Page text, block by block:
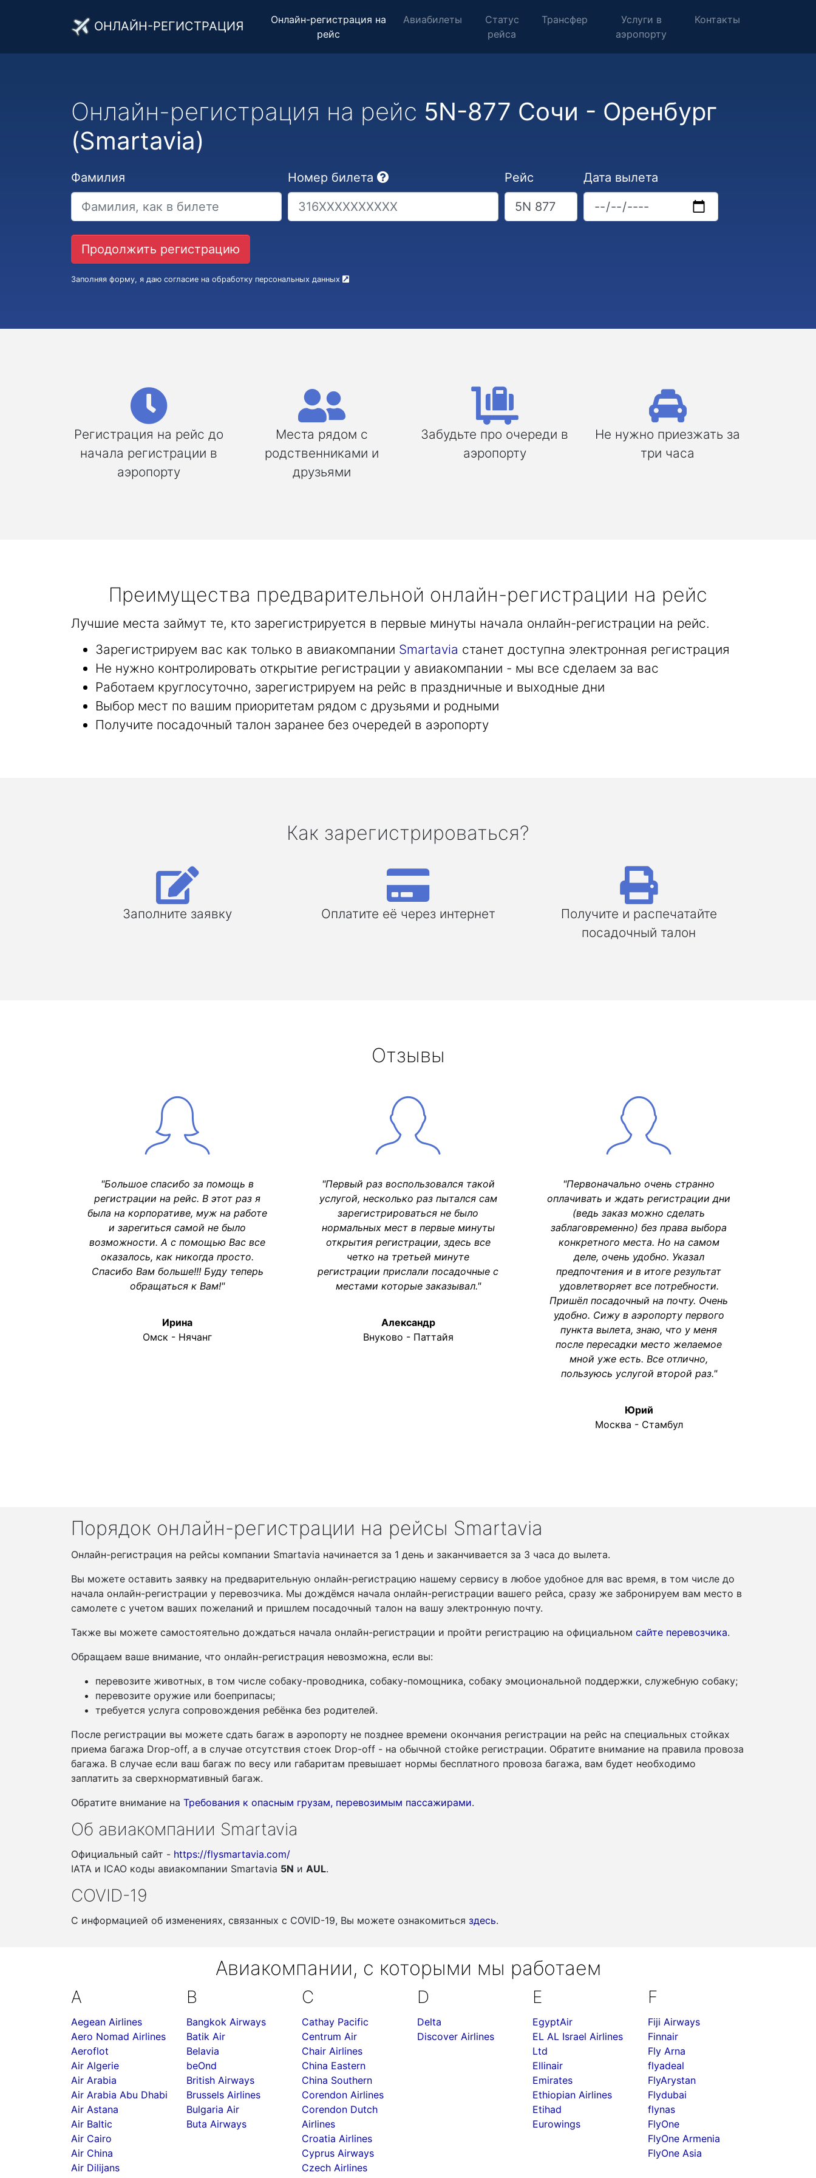
ОНЛАЙН-РЕГИСТРАЦИЯ
Онлайн-регистрация на
рейс
Авиабилеты
Статус
рейса
Трансфер
Услуги в
аэропорту
Контакты
Онлайн-регистрация на рейс 5N-877 Сочи - Оренбург
(Smartavia)
Фамилия Номер билета Рейс Дата вылета
Заполняя форму, я даю согласие на обработку персональных данных
Регистрация на рейс до
начала регистрации в
аэропорту
Места рядом с
родственниками и
друзьями
Забудьте про очереди в
аэропорту
Не нужно приезжать за
три часа
Преимущества предварительной онлайн-регистрации на рейс
Лучшие места займут те, кто зарегистрируется в первые минуты начала онлайн-регистрации на рейс.
Зарегистрируем вас как только в авиакомпании Smartavia станет доступна электронная регистрация
Не нужно контролировать открытие регистрации у авиакомпании - мы все сделаем за вас
Работаем круглосуточно, зарегистрируем на рейс в праздничные и выходные дни
Выбор мест по вашим приоритетам рядом с друзьями и родными
Получите посадочный талон заранее без очередей в аэропорту
Как зарегистрироваться?
Заполните заявку Оплатите её через интернет
Получите и распечатайте
посадочный талон
Отзывы
"Большое спасибо за помощь в
регистрации на рейс. В этот раз я
была на корпоративе, муж на работе
и зарегиться самой не было
возможности. А с помощью Вас все
оказалось, как никогда просто.
Спасибо Вам больше!!! Буду теперь
обращаться к Вам!"
Ирина
Омск - Нячанг
"Первый раз воспользовался такой
услугой, несколько раз пытался сам
зарегистрироваться не было
нормальных мест в первые минуты
открытия регистрации, здесь все
четко на третьей минуте
регистрации прислали посадочные с
местами которые заказывал."
Александр
Внуково - Паттайя
"Первоначально очень странно
оплачивать и ждать регистрации дни
(ведь заказ можно сделать
заблаговременно) без права выбора
конкретного места. Но на самом
деле, очень удобно. Указал
предпочтения и в итоге результат
удовлетворяет все потребности.
Пришёл посадочный на почту. Очень
удобно. Сижу в аэропорту первого
пункта вылета, знаю, что у меня
после пересадки место желаемое
мной уже есть. Все отлично,
пользуюсь услугой второй раз."
Юрий
Москва - Стамбул
Порядок онлайн-регистрации на рейсы Smartavia
Онлайн-регистрация на рейсы компании Smartavia начинается за 1 день и заканчивается за 3 часа до вылета.
Вы можете оставить заявку на предварительную онлайн-регистрацию нашему сервису в любое удобное для вас время, в том числе до
начала онлайн-регистрации у перевозчика. Мы дождёмся начала онлайн-регистрации вашего рейса, сразу же забронируем вам место в
самолете с учетом ваших пожеланий и пришлем посадочный талон на вашу электронную почту.
Также вы можете самостоятельно дождаться начала онлайн-регистрации и пройти регистрацию на официальном сайте перевозчика.
Обращаем ваше внимание, что онлайн-регистрация невозможна, если вы:
перевозите животных, в том числе собаку-проводника, собаку-помощника, собаку эмоциональной поддержки, служебную собаку;
перевозите оружие или боеприпасы;
требуется услуга сопровождения ребёнка без родителей.
После регистрации вы можете сдать багаж в аэропорту не позднее времени окончания регистрации на рейс на специальных стойках
приема багажа Drop-off, а в случае отсутствия стоек Drop-off - на обычной стойке регистрации. Обратите внимание на правила провоза
багажа. В случае если ваш багаж по весу или габаритам превышает нормы бесплатного провоза багажа, вам будет необходимо
заплатить за сверхнормативный багаж.
Обратите внимание на Требования к опасным грузам, перевозимым пассажирами.
Об авиакомпании Smartavia
Официальный сайт - https://flysmartavia.com/
IATA и ICAO коды авиакомпании Smartavia 5N и AUL.
COVID-19
С информацией об изменениях, связанных c COVID-19, Вы можете ознакомиться здесь.
Авиакомпании, с которыми мы работаем
A
Aegean Airlines
Aero Nomad Airlines
Aeroflot
Air Algerie
Air Arabia
Air Arabia Abu Dhabi
Air Astana
Air Baltic
Air Cairo
Air China
Air Dilijans
B
Bangkok Airways
Batik Air
Belavia
beOnd
British Airways
Brussels Airlines
Bulgaria Air
Buta Airways
C
Cathay Pacific
Centrum Air
Chair Airlines
China Eastern
China Southern
Corendon Airlines
Corendon Dutch
Airlines
Croatia Airlines
Cyprus Airways
Czech Airlines
D
Delta
Discover Airlines
E
EgyptAir
EL AL Israel Airlines
Ltd
Ellinair
Emirates
Ethiopian Airlines
Etihad
Eurowings
F
Fiji Airways
Finnair
Fly Arna
flyadeal
FlyArystan
Flydubai
flynas
FlyOne
FlyOne Armenia
FlyOne Asia